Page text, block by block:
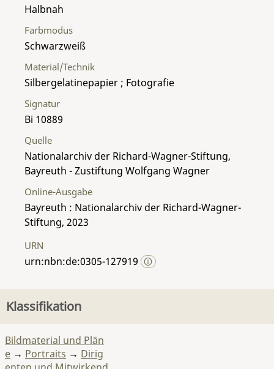
Material/Technik
Silbergelatinepapier ; Fotografie
Halbnah
Farbmodus
Schwarzweiß
Signatur
Bi 10889
Quelle
Nationalarchiv der Richard-Wagner-Stiftung,
Bayreuth - Zustiftung Wolfgang Wagner
Online-Ausgabe
Bayreuth : Nationalarchiv der Richard-Wagner-
Stiftung, 2023
URN
urn:nbn:de:0305-127919
Klassifikation
Bildmaterial und Plän
e → Portraits → Dirig